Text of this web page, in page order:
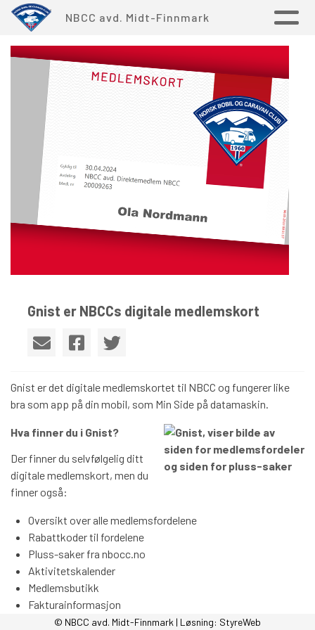
NBCC avd. Midt-Finnmark
Gnist er NBCCs digitale medlemskort
Gnist er det digitale medlemskortet til NBCC og fungerer like
bra som app på din mobil, som Min Side på datamaskin.
Hva finner du i Gnist?
Der finner du selvfølgelig ditt
digitale medlemskort, men du
finner også:
Oversikt over alle medlemsfordelene
Rabattkoder til fordelene
Pluss-saker fra nbocc.no
Aktivitetskalender
Medlemsbutikk
Fakturainformasjon
Meldinger fra NBCC eller din avdeling
© NBCC avd. Midt-Finnmark | Løsning: StyreWeb